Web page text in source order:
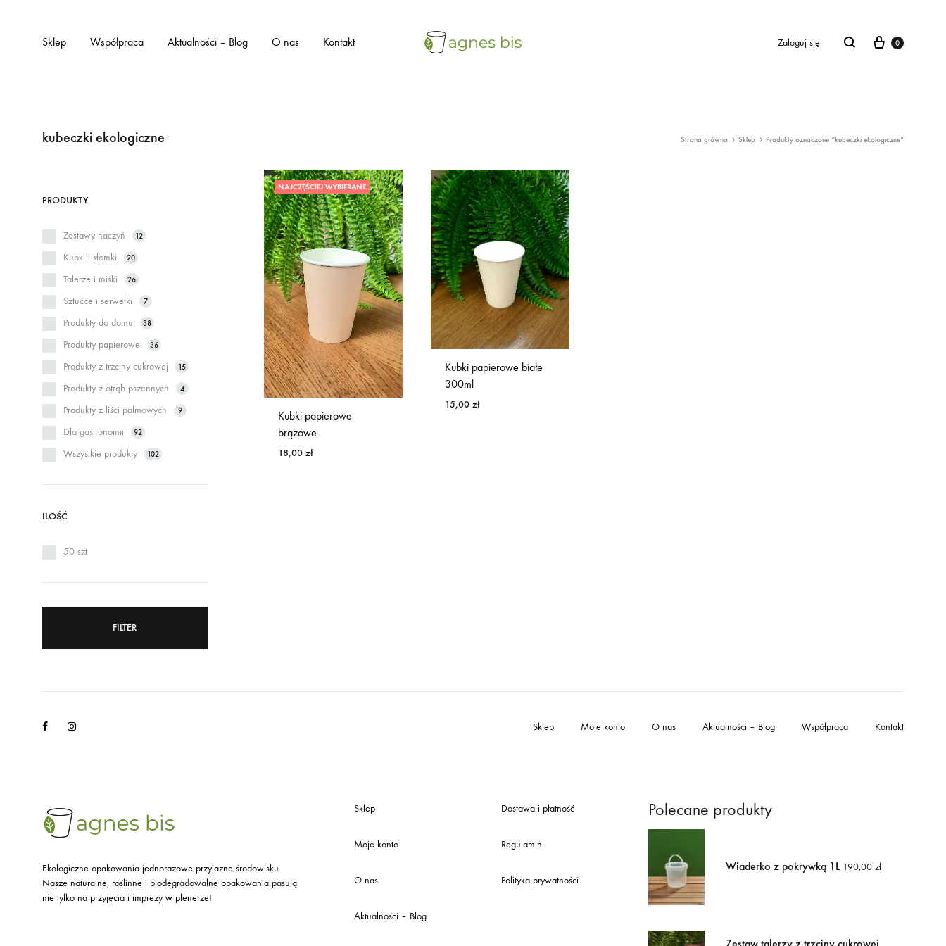
Sklep Współpraca Aktualności – Blog O nas Kontakt Zaloguj się Cart
0
kubeczki ekologiczne Strona główna Sklep Produkty oznaczone “kubeczki ekologiczne”
NAJCZĘŚCIEJ WYBIERANE
Kubki papierowe
brązowe
18,00 zł
Kubki papierowe białe
300ml
15,00zł
PRODUKTY
Zestawy naczyń 12
Kubki i słomki 20
Talerze i miski 26
Sztućce i serwetki 7
Produkty do domu 38
Produkty papierowe 36
Produkty z trzciny cukrowej 15
Produkty z otrąb pszennych 4
Produkty z liści palmowych 9
Dla gastronomii 92
Wszystkie produkty 102
ILOŚĆ
50 szt
FILTER
FacebookInstagram Sklep Moje konto O nas Aktualności – Blog Współpraca Kontakt
Ekologiczne opakowania jednorazowe przyjazne środowisku.
Nasze naturalne, roślinne i biodegradowalne opakowania pasują
nie tylko na przyjęcia i imprezy w plenerze!
Sklep
Moje konto
O nas
Aktualności – Blog
Dostawa i płatność
Regulamin
Polityka prywatności
Polecane produkty
Wiaderko z pokrywką 1L 190,00 zł